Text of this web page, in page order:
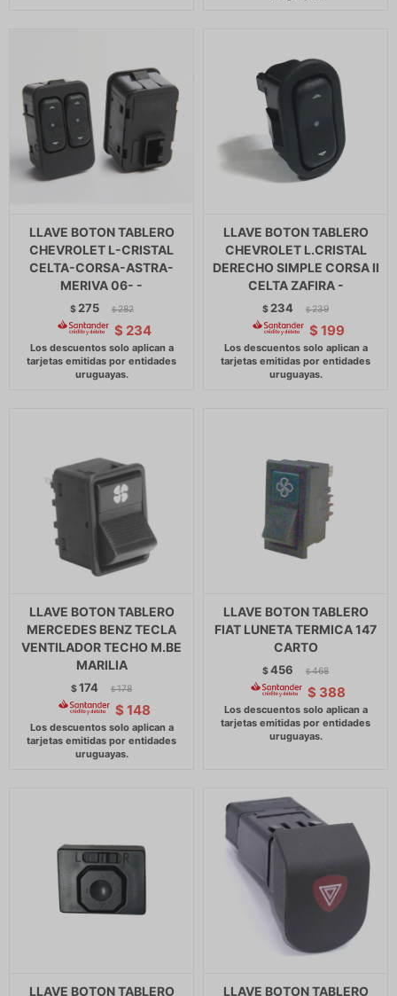
LLAVE BOTON TABLERO
CHEVROLET L-CRISTAL
CELTA-CORSA-ASTRA-
MERIVA 06- -
$ 275 $ 282
$ 234
LLAVE BOTON TABLERO
CHEVROLET L.CRISTAL
DERECHO SIMPLE CORSA II
CELTA ZAFIRA -
$ 234 $ 239
$ 199
LLAVE BOTON TABLERO
MERCEDES BENZ TECLA
VENTILADOR TECHO M.BE
MARILIA
$174 $ 178
$ 148
LLAVE BOTON TABLERO
FIAT LUNETA TERMICA 147
CARTO
$456 $ 468
$ 388
LLAVE BOTON TABLERO
LLAVE BOTON TABLERO